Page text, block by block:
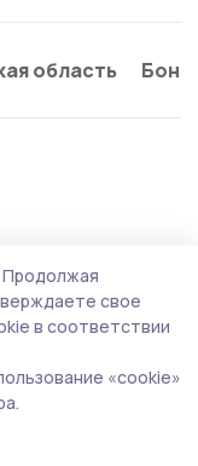
область
Продолжая
свое
в соответствии
«cookie»